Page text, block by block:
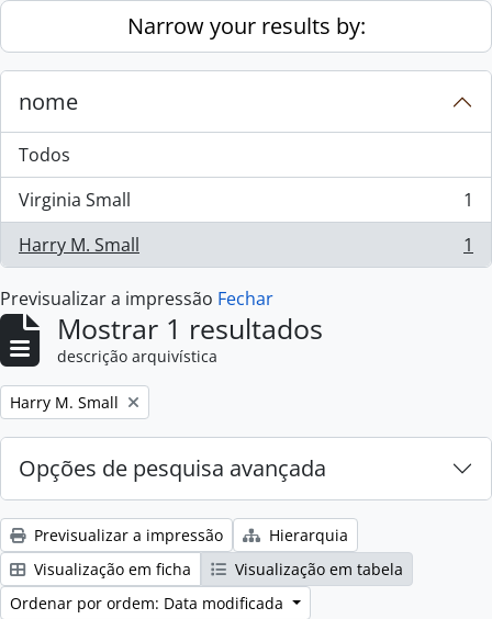
Skip to main contentNarrow your results by:
nome
Todos
Virginia Small
, 1 resultados
1
Harry M. Small
, 1 resultados 1
Previsualizar a impressão Fechar
Mostrar 1 resultados
descrição arquivística
Remove filter:
Harry M. Small
Opções de pesquisa avançada
Previsualizar a impressão
Hierarquia
Visualização em ficha
Visualização em tabela
Ordenar por ordem: Data modificada